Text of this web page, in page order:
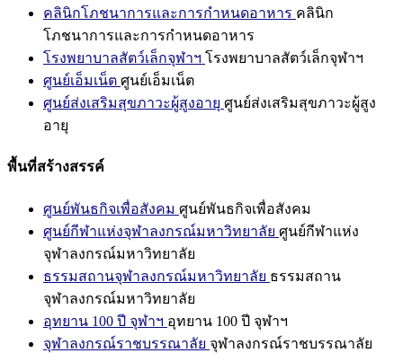
คลินิกโภชนาการและการกำหนดอาหาร คลินิก
โภชนาการและการกำหนดอาหาร
โรงพยาบาลสัตว์เล็กจุฬาฯ โรงพยาบาลสัตว์เล็กจุฬาฯ
ศูนย์เอ็มเน็ต ศูนย์เอ็มเน็ต
ศูนย์ส่งเสริมสุขภาวะผู้สูงอายุ ศูนย์ส่งเสริมสุขภาวะผู้สูง
อายุ
พื้นที่สร้างสรรค์
ศูนย์พันธกิจเพื่อสังคม ศูนย์พันธกิจเพื่อสังคม
ศูนย์กีฬาแห่งจุฬาลงกรณ์มหาวิทยาลัย ศูนย์กีฬาแห่ง
จุฬาลงกรณ์มหาวิทยาลัย
ธรรมสถานจุฬาลงกรณ์มหาวิทยาลัย ธรรมสถาน
จุฬาลงกรณ์มหาวิทยาลัย
อุทยาน 100 ปี จุฬาฯ อุทยาน 100 ปี จุฬาฯ
จุฬาลงกรณ์ราชบรรณาลัย จุฬาลงกรณ์ราชบรรณาลัย